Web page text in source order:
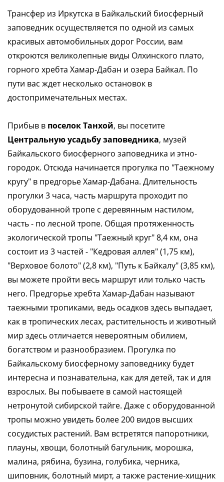
Трансфер из Иркутска в Байкальский биосферный
заповедник осуществляется по одной из самых
красивых автомобильных дорог России, вам
откроются великолепные виды Олхинского плато,
горного хребта Хамар-Дабан и озера Байкал. По
пути вас ждет несколько остановок в
достопримечательных местах.
Прибыв в поселок Танхой, вы посетите
Центральную усадьбу заповедника, музей
Байкальского биосферного заповедника и этно-
городок. Отсюда начинается прогулка по "Таежному
кругу" в предгорье Хамар-Дабана. Длительность
прогулки 3 часа, часть маршрута проходит по
оборудованной тропе с деревянным настилом,
часть - по лесной тропе. Общая протяженность
экологической тропы "Таежный круг" 8,4 км, она
состоит из 3 частей - "Кедровая аллея" (1,75 км),
"Верховое болото" (2,8 км), "Путь к Байкалу" (3,85 км),
вы можете пройти весь маршрут или только часть
него. Предгорье хребта Хамар-Дабан называют
таежными тропиками, ведь осадков здесь выпадает,
как в тропических лесах, растительность и животный
мир здесь отличается невероятным обилием,
богатством и разнообразием. Прогулка по
Байкальскому биосферному заповеднику будет
интересна и познавательна, как для детей, так и для
взрослых. Вы побываете в самой настоящей
нетронутой сибирской тайге. Даже с оборудованной
тропы можно увидеть более 200 видов высших
сосудистых растений. Вам встретятся папоротники,
плауны, хвощи, болотный багульник, морошка,
малина, рябина, бузина, голубика, черника,
шиповник, болотный мирт, а также растение-хищник